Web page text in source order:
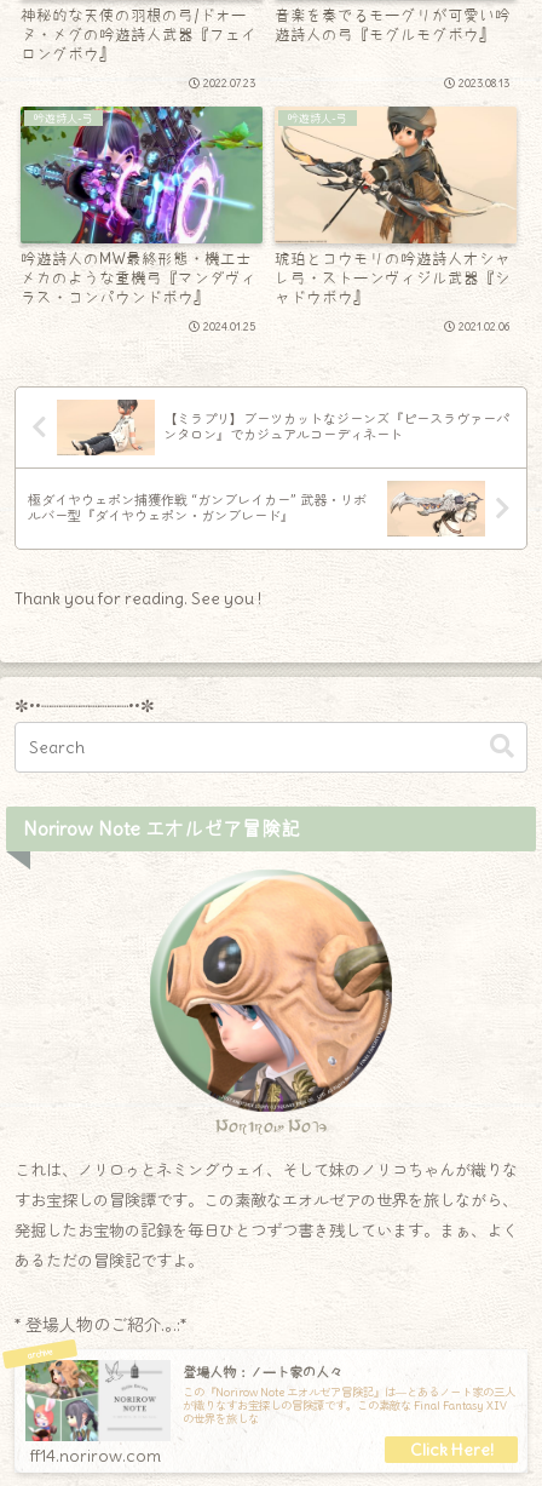
神秘的な天使の羽根の弓/ドォー
ヌ・メグの吟遊詩人武器『フェイ
ロングボウ』
2022.07.23
音楽を奏でるモーグリが可愛い吟
遊詩人の弓『モグルモグボウ』
2023.08.13
吟遊詩人-弓
吟遊詩人のMW最終形態・機工士
メカのような重機弓『マンダヴィ
ラス・コンパウンドボウ』
2024.01.25
吟遊詩人-弓
琥珀とコウモリの吟遊詩人オシャ
レ弓・ストーンヴィジル武器『シ
ャドウボウ』
2021.02.06
【ミラプリ】ブーツカットなジーンズ『ピースラヴァーパ
ンタロン』でカジュアルコーディネート
極ダイヤウェポン捕獲作戦 “ガンブレイカー” 武器・リボ
ルバー型『ダイヤウェポン・ガンブレード』
Thank you for reading. See you !
✼••┈┈┈┈┈┈┈┈┈••✼
Norirow Note エオルゼア冒険記
Norirow Note
これは、ノリロゥとネミングウェイ、そして妹のノリコちゃんが織りな
すお宝探しの冒険譚です。この素敵なエオルゼアの世界を旅しながら、
発掘したお宝物の記録を毎日ひとつずつ書き残しています。まぁ、よく
あるただの冒険記ですよ。
* 登場人物のご紹介.｡.:*
登場人物：ノート家の人々
この『Norirow Note エオルゼア冒険記』は―とあるノート家の三人
が織りなすお宝探しの冒険譚です。この素敵な Final Fantasy XIV
の世界を旅しな
ff14.norirow.com